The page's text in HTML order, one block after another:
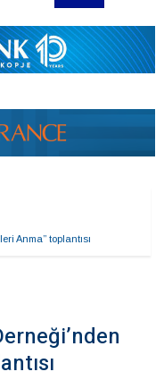
Anma” toplantısı